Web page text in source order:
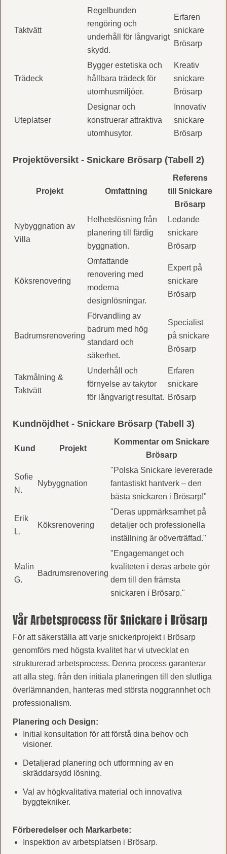
Taktvätt
Regelbunden
rengöring och
underhåll för långvarigt
skydd.
Erfaren
snickare
Brösarp
Trädeck
Bygger estetiska och
hållbara trädeck för
utomhusmiljöer.
Kreativ
snickare
Brösarp
Uteplatser
Designar och
konstruerar attraktiva
utomhusytor.
Innovativ
snickare
Brösarp
Projektöversikt - Snickare Brösarp (Tabell 2)
Projekt Omfattning
Referens
till Snickare
Brösarp
Nybyggnation av
Villa
Helhetslösning från
planering till färdig
byggnation.
Ledande
snickare
Brösarp
Köksrenovering
Omfattande
renovering med
moderna
designlösningar.
Expert på
snickare
Brösarp
Badrumsrenovering
Förvandling av
badrum med hög
standard och
säkerhet.
Specialist
på snickare
Brösarp
Takmålning &
Taktvätt
Underhåll och
förnyelse av takytor
för långvarigt resultat.
Erfaren
snickare
Brösarp
Kundnöjdhet - Snickare Brösarp (Tabell 3)
Kund Projekt
Kommentar om Snickare
Brösarp
Sofie
N.
Nybyggnation
"Polska Snickare levererade
fantastiskt hantverk – den
bästa snickaren i Brösarp!"
Erik
L.
Köksrenovering
"Deras uppmärksamhet på
detaljer och professionella
inställning är oöverträffad."
Malin
G.
Badrumsrenovering
"Engagemanget och
kvaliteten i deras arbete gör
dem till den främsta
snickaren i Brösarp."
Vår Arbetsprocess för Snickare i Brösarp
För att säkerställa att varje snickeriprojekt i Brösarp
genomförs med högsta kvalitet har vi utvecklat en
strukturerad arbetsprocess. Denna process garanterar
att alla steg, från den initiala planeringen till den slutliga
överlämnanden, hanteras med största noggrannhet och
professionalism.
Planering och Design:
Initial konsultation för att förstå dina behov och
visioner.
Detaljerad planering och utformning av en
skräddarsydd lösning.
Val av högkvalitativa material och innovativa
byggtekniker.
Förberedelser och Markarbete:
Inspektion av arbetsplatsen i Brösarp.